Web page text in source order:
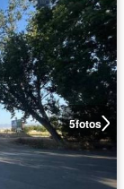
5fotos